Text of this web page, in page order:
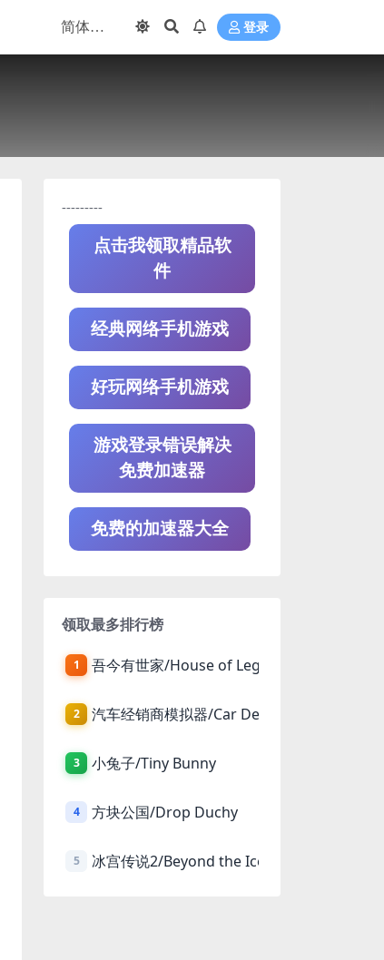
登录
---------
点击我领取精品软
件
经典网络手机游戏
好玩网络手机游戏
游戏登录错误解决
免费加速器
免费的加速器大全
领取最多排行榜
1 吾今有世家/House of Legacy
2 汽车经销商模拟器/Car Dealer Simulator
3 小兔子/Tiny Bunny
4 方块公国/Drop Duchy
5 冰宫传说2/Beyond the Ice Palace 2